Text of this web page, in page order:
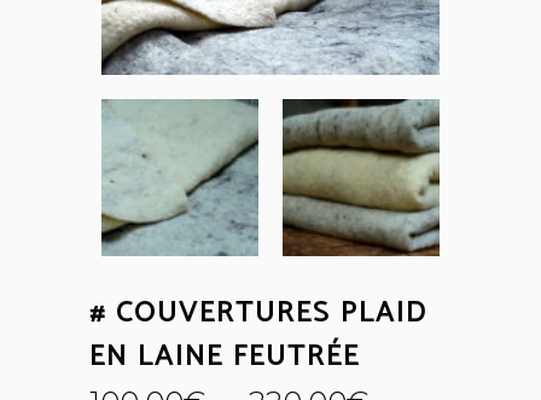
# COUVERTURES PLAID
EN LAINE FEUTRÉE